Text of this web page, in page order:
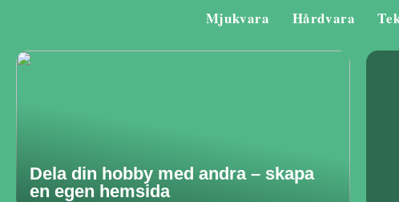
Mjukvara Hårdvara
Dela din hobby med andra – skapa
en egen hemsida